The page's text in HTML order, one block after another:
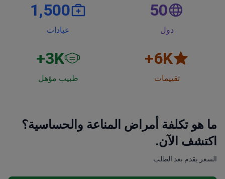
50
دول
1,500
عيادات
6K+
تقييمات
3K+
طبيب مؤهل
ما هو تكلفة أمراض المناعة والحساسية؟
اكتشف الآن.
السعر يقدم بعد الطلب